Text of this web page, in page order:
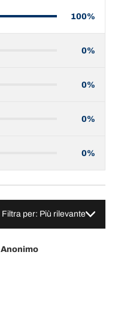
100%
0%
0%
0%
0%
Filtra per: Più rilevante
Anonimo